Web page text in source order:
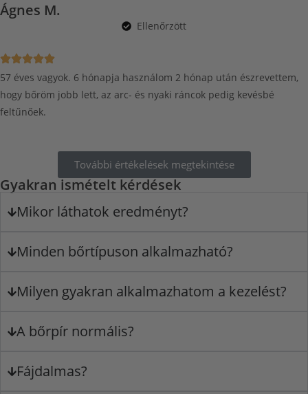
Ágnes M.
Ellenőrzött
57 éves vagyok. 6 hónapja használom 2 hónap után észrevettem,
hogy bőröm jobb lett, az arc- és nyaki ráncok pedig kevésbé
feltűnőek.
További értékelések megtekintése
Gyakran ismételt kérdések
Mikor láthatok eredményt?
Minden bőrtípuson alkalmazható?
Milyen gyakran alkalmazhatom a kezelést?
A bőrpír normális?
Fájdalmas?